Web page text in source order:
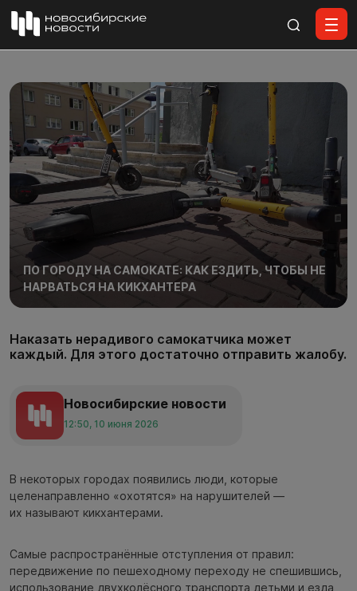
ПО ГОРОДУ НА САМОКАТЕ: КАК ЕЗДИТЬ, ЧТОБЫ НЕ
НАРВАТЬСЯ НА КИКХАНТЕРА
Наказать нерадивого самокатчика может
каждый. Для этого достаточно отправить жалобу.
Новосибирские новости
12:50, 10 июня 2026
В некоторых городах появились люди, которые
целенаправленно «охотятся» на нарушителей —
их называют кикхантерами.
Самые распространённые отступления от правил:
передвижение по пешеходному переходу не спешившись,
использование двухколёсного транспорта детьми и езда